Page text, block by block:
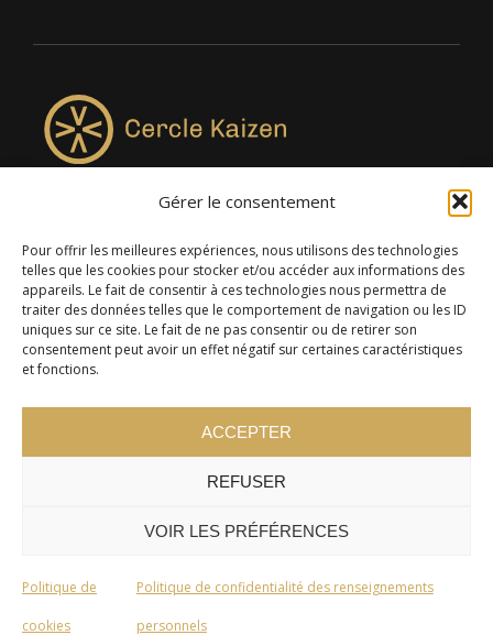
Gérer le consentement
Pour offrir les meilleures expériences, nous utilisons des technologies
telles que les cookies pour stocker et/ou accéder aux informations des
appareils. Le fait de consentir à ces technologies nous permettra de
traiter des données telles que le comportement de navigation ou les ID
uniques sur ce site. Le fait de ne pas consentir ou de retirer son
consentement peut avoir un effet négatif sur certaines caractéristiques
et fonctions.
ACCEPTER
REFUSER
VOIR LES PRÉFÉRENCES
Politique de
cookies
Politique de confidentialité des renseignements
personnels
4957, rue Lionel-Groulx, bureau 819, Saint-Augustin-de-
Desmaures QC G3A 0M7
© 2024 Cercle Kaizen. Tous droits réservés -